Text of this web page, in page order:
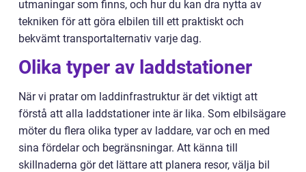
utmaningar som finns, och hur du kan dra nytta av
tekniken för att göra elbilen till ett praktiskt och
bekvämt transportalternativ varje dag.
Olika typer av laddstationer
När vi pratar om laddinfrastruktur är det viktigt att
förstå att alla laddstationer inte är lika. Som elbilsägare
möter du flera olika typer av laddare, var och en med
sina fördelar och begränsningar. Att känna till
skillnaderna gör det lättare att planera resor, välja bil